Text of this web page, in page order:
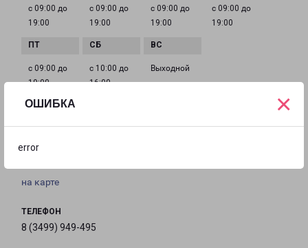
ОШИБКА
error
×
с 09:00 до
19:00
с 09:00 до
19:00
с 09:00 до
19:00
с 09:00 до
19:00
с 09:00 до
19:00
с 10:00 до
16:00
Выходной
ЯНАО, г. Надым, ул. 8-й Проезд, База СУ-6
на карте
ТЕЛЕФОН
8 (3499) 949-495